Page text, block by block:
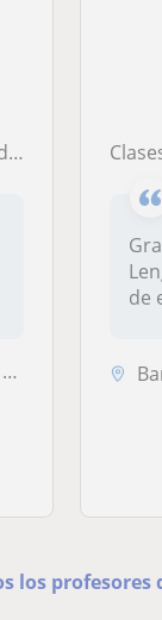
Clases
de
los